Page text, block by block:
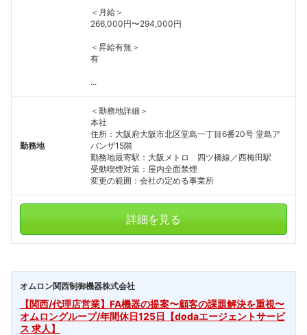
＜月給＞
266,000円〜294,000円
＜昇給有無＞
有
...
勤務地
＜勤務地詳細＞
本社
住所：大阪府大阪市北区堂島一丁目6番20号 堂島ア
バンザ15階
勤務地最寄駅：大阪メトロ 四ツ橋線／西梅田駅
受動喫煙対策：屋内全面禁煙
変更の範囲：会社の定める事業所
詳細を見る
オムロン関西制御機器株式会社
【関西/代理店営業】FA機器の提案〜顧客の課題解決を重視〜
オムロングループ/年間休日125日【dodaエージェントサービ
ス 求人】